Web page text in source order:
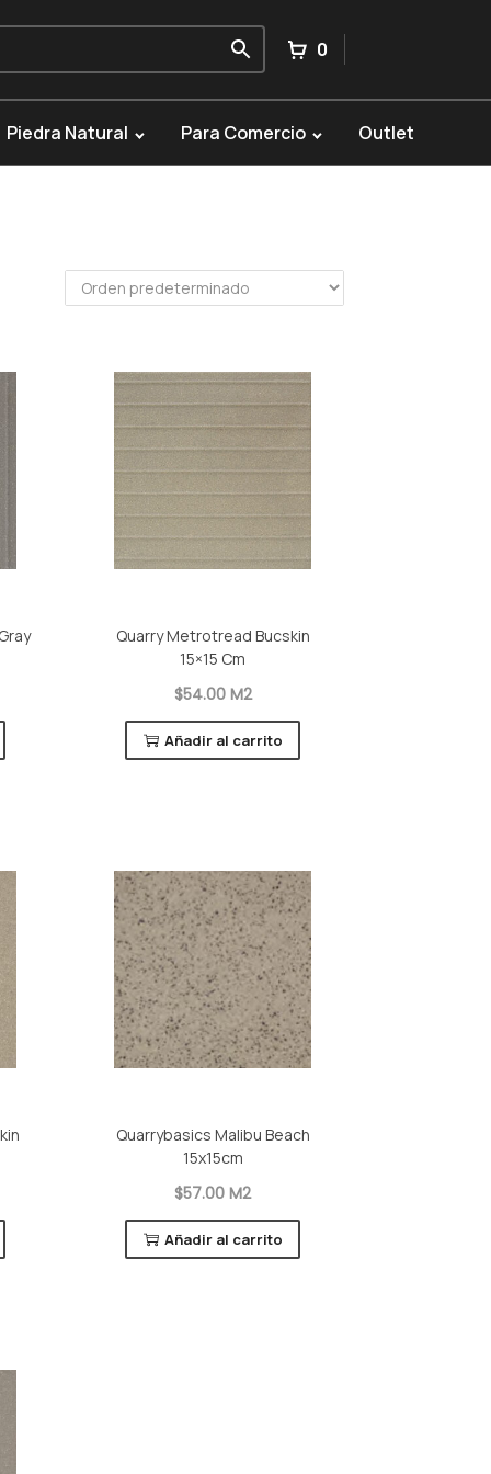
0
Piedra Natural Para Comercio Outlet
Quarry Metrotread Bucskin
15×15 Cm
$54.00 M2
Añadir al carrito
Quarrybasics Malibu Beach
15x15cm
$57.00 M2
Añadir al carrito